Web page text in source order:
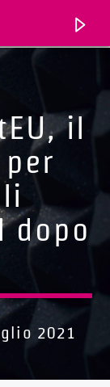
il
dopo
2021